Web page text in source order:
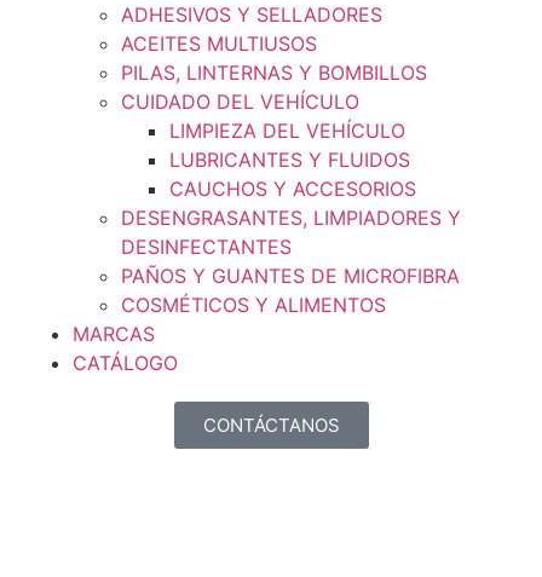
ADHESIVOS Y SELLADORES
ACEITES MULTIUSOS
PILAS, LINTERNAS Y BOMBILLOS
CUIDADO DEL VEHÍCULO
LIMPIEZA DEL VEHÍCULO
LUBRICANTES Y FLUIDOS
CAUCHOS Y ACCESORIOS
DESENGRASANTES, LIMPIADORES Y
DESINFECTANTES
PAÑOS Y GUANTES DE MICROFIBRA
COSMÉTICOS Y ALIMENTOS
MARCAS
CATÁLOGO
CONTÁCTANOS